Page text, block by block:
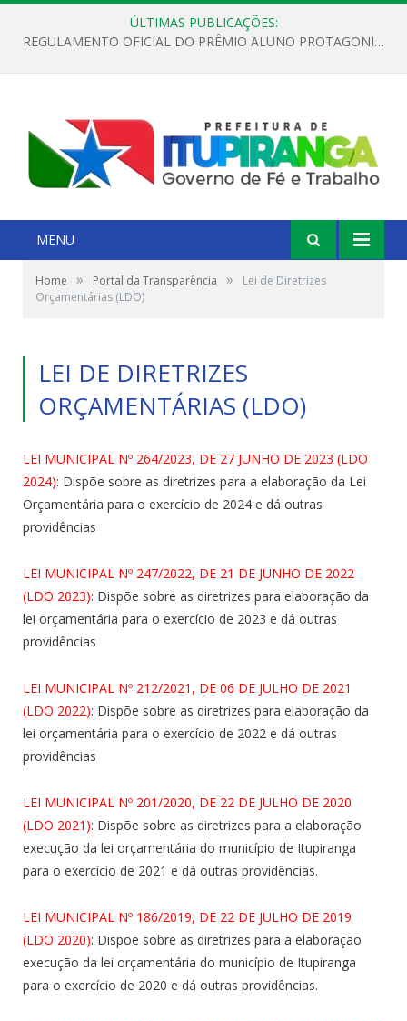
ÚLTIMAS PUBLICAÇÕES:
REGULAMENTO OFICIAL DO PRÊMIO ALUNO PROTAGONISTA – EDIÇÃO 2026
MENU
Home » Portal da Transparência »
Lei de Diretrizes
Orçamentárias (LDO)
LEI DE DIRETRIZES
ORÇAMENTÁRIAS (LDO)
LEI MUNICIPAL Nº 264/2023, DE 27 JUNHO DE 2023 (LDO
2024): Dispõe sobre as diretrizes para a elaboração da Lei
Orçamentária para o exercício de 2024 e dá outras
providências
LEI MUNICIPAL Nº 247/2022, DE 21 DE JUNHO DE 2022
(LDO 2023): Dispõe sobre as diretrizes para elaboração da
lei orçamentária para o exercício de 2023 e dá outras
providências
LEI MUNICIPAL Nº 212/2021, DE 06 DE JULHO DE 2021
(LDO 2022): Dispõe sobre as diretrizes para elaboração da
lei orçamentária para o exercício de 2022 e dá outras
providências
LEI MUNICIPAL Nº 201/2020, DE 22 DE JULHO DE 2020
(LDO 2021): Dispõe sobre as diretrizes para a elaboração
execução da lei orçamentária do município de Itupiranga
para o exercício de 2021 e dá outras providências.
LEI MUNICIPAL Nº 186/2019, DE 22 DE JULHO DE 2019
(LDO 2020): Dispõe sobre as diretrizes para a elaboração
execução da lei orçamentária do município de Itupiranga
para o exercício de 2020 e dá outras providências.